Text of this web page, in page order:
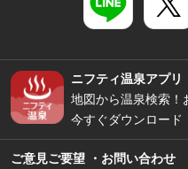
ニフティ温泉アプリ
地図から温泉検索！
今すぐダウンロード
ご意見ご要望 ・お問い合わせ